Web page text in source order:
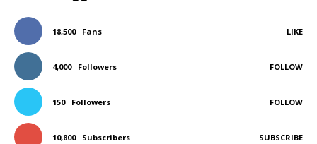
18,500 Fans LIKE
4,000 Followers FOLLOW
150 Followers FOLLOW
10,800 Subscribers SUBSCRIBE